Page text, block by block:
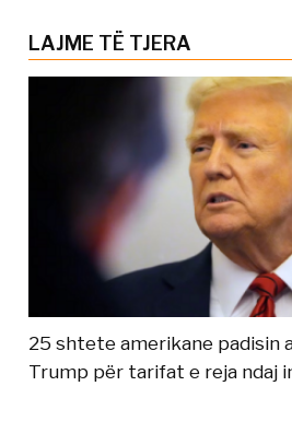
LAJME TË TJERA
25 shtete amerikane padisin
Trump për tarifat e reja ndaj